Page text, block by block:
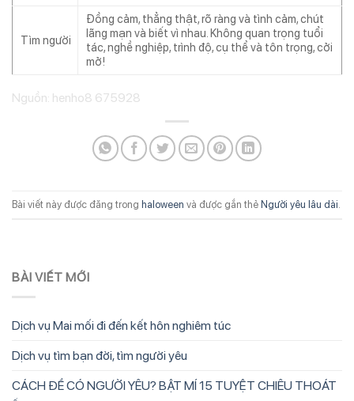
Tìm người
Đồng cảm, thẳng thật, rõ ràng và tình cảm, chút
lãng mạn và biết vì nhau. Không quan trọng tuổi
tác, nghề nghiệp, trình độ, cụ thể và tôn trọng, cởi
mở!
Nguồn: henho8 675928
Bài viết này được đăng trong haloween và được gắn thẻ Người yêu lâu dài
BÀI VIẾT MỚI
Dịch vụ Mai mối đi đến kết hôn nghiêm túc
Dịch vụ tìm bạn đời, tìm người yêu
CÁCH ĐỂ CÓ NGƯỜI YÊU? BẬT MÍ 15 TUYỆT CHIÊU THOÁT